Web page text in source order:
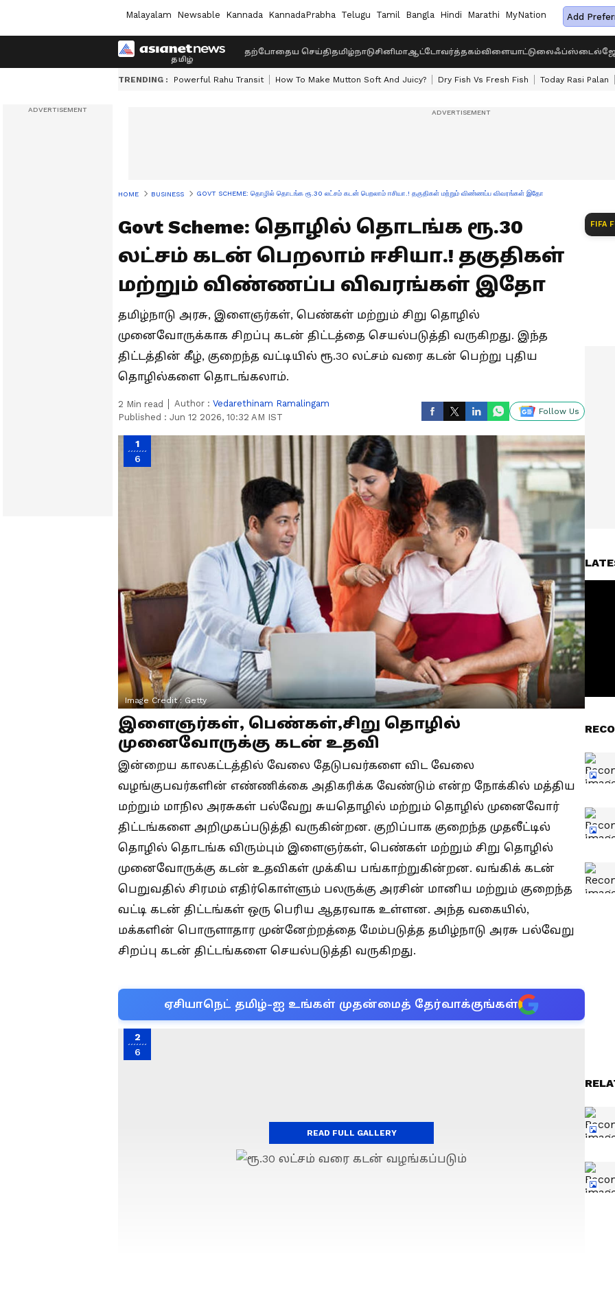
Malayalam Newsable Kannada KannadaPrabha Telugu Tamil Bangla Hindi Marathi MyNation Add
தற்போதைய செய்திதமிழ்நாடுசினிமாஆட்டோவர்த்தகம்விளையாட்டுலைஃப்ஸ்டைல்
TRENDING : Powerful Rahu Transit How To Make Mutton Soft And Juicy? Dry Fish Vs Fresh Fish Today Rasi Palan
HOME BUSINESS GOVT SCHEME: தொழில் தொடங்க ரூ.30 லட்சம் கடன் பெறலாம் ஈசியா.! தகுதிகள் மற்றும் விண்ணப்ப விவரங்கள் இதோ
Govt Scheme: தொழில் தொடங்க ரூ.30
லட்சம் கடன் பெறலாம் ஈசியா.! தகுதிகள்
மற்றும் விண்ணப்ப விவரங்கள் இதோ
தமிழ்நாடு அரசு, இளைஞர்கள், பெண்கள் மற்றும் சிறு தொழில்
முனைவோருக்காக சிறப்பு கடன் திட்டத்தை செயல்படுத்தி வருகிறது. இந்த
திட்டத்தின் கீழ், குறைந்த வட்டியில் ரூ.30 லட்சம் வரை கடன் பெற்று புதிய
தொழில்களை தொடங்கலாம்.
2 Min read Author : Vedarethinam Ramalingam
Published : Jun 12 2026, 10:32 AM IST
Follow Us
1
6
Image Credit :Getty
இளைஞர்கள், பெண்கள்,சிறு தொழில்
முனைவோருக்கு கடன் உதவி
இன்றைய காலகட்டத்தில் வேலை தேடுபவர்களை விட வேலை
வழங்குபவர்களின் எண்ணிக்கை அதிகரிக்க வேண்டும் என்ற நோக்கில் மத்திய
மற்றும் மாநில அரசுகள் பல்வேறு சுயதொழில் மற்றும் தொழில் முனைவோர்
திட்டங்களை அறிமுகப்படுத்தி வருகின்றன. குறிப்பாக குறைந்த முதலீட்டில்
தொழில் தொடங்க விரும்பும் இளைஞர்கள், பெண்கள் மற்றும் சிறு தொழில்
முனைவோருக்கு கடன் உதவிகள் முக்கிய பங்காற்றுகின்றன. வங்கிக் கடன்
பெறுவதில் சிரமம் எதிர்கொள்ளும் பலருக்கு அரசின் மானிய மற்றும் குறைந்த
வட்டி கடன் திட்டங்கள் ஒரு பெரிய ஆதரவாக உள்ளன. அந்த வகையில்,
மக்களின் பொருளாதார முன்னேற்றத்தை மேம்படுத்த தமிழ்நாடு அரசு பல்வேறு
சிறப்பு கடன் திட்டங்களை செயல்படுத்தி வருகிறது.
ஏசியாநெட் தமிழ்-ஐ உங்கள் முதன்மைத் தேர்வாக்குங்கள்
2
6
READ FULL GALLERY
FIFA